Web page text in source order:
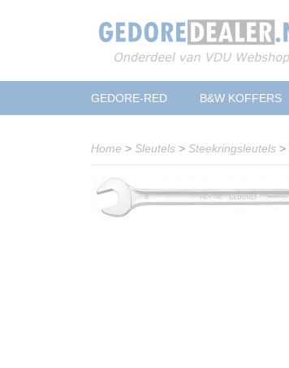
GEDORE-RED B&W KOFFERS
Home > Sleutels > Steekringsleutels >